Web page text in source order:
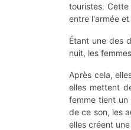
touristes.
entre l'armée
Étant une des
nuit, les
Après cela,
elles mettent
femme tient un
de ce son, les
elles créent